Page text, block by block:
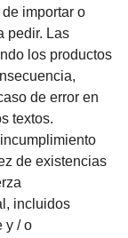
importar o
pedir. Las
los productos
de error en
textos.
de existencias
incluidos
y / o